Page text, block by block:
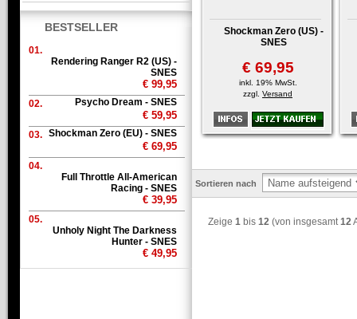
Shockman Zero (US) -
SNES
€ 69,95
inkl. 19% MwSt.
zzgl. Versand
Sortieren nach
Zeige 1 bis 12 (von insgesamt12
BESTSELLER
01.
Rendering Ranger R2 (US) -
SNES
€ 99,95
02. Psycho Dream - SNES
€ 59,95
03. Shockman Zero (EU) - SNES
€ 69,95
04.
Full Throttle All-American
Racing - SNES
€ 39,95
05.
Unholy Night The Darkness
Hunter - SNES
€ 49,95